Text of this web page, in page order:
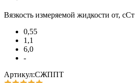
Вязкость измеряемой жидкости от, сСт
0,55
1,1
6,0
-
Артикул:СЖППТ